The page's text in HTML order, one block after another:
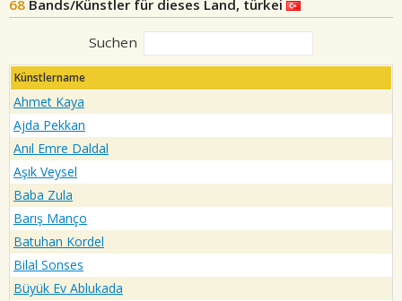
68 Bands/Künstler für dieses Land, türkei
Suchen
Künstlername
Ahmet Kaya
Ajda Pekkan
Anıl Emre Daldal
Aşık Veysel
Baba Zula
Barış Manço
Batuhan Kordel
Bilal Sonses
Büyük Ev Ablukada